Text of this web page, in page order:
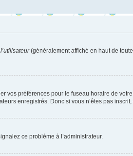
(généralement affiché en haut de
préférences pour le fuseau horaire de
enregistrés. Donc si vous n’êtes pas inscrit,
ce problème à l’administrateur.